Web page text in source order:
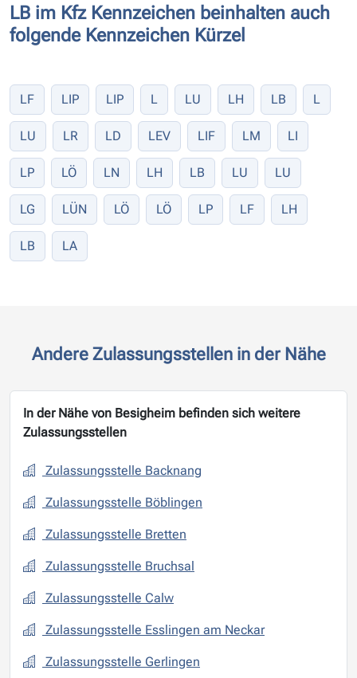
LB im Kfz Kennzeichen beinhalten auch
folgende Kennzeichen Kürzel
LF LIP LIP L LU LH LB L
LU LR LD LEV LIF LM LI
LP LÖ LN LH LB LU LU
LG LÜN LÖ LÖ LP LF LH
LB LA
Andere Zulassungsstellen in der Nähe
In der Nähe von Besigheim befinden sich weitere
Zulassungsstellen
Zulassungsstelle Backnang
Zulassungsstelle Böblingen
Zulassungsstelle Bretten
Zulassungsstelle Bruchsal
Zulassungsstelle Calw
Zulassungsstelle Esslingen am Neckar
Zulassungsstelle Gerlingen